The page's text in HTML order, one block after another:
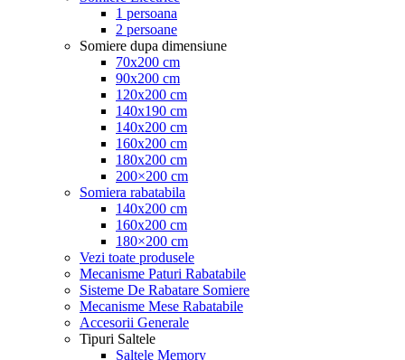
1 persoana
2 persoane
Somiere dupa dimensiune
70x200 cm
90x200 cm
120x200 cm
140x190 cm
140x200 cm
160x200 cm
180x200 cm
200×200 cm
Somiera rabatabila
140x200 cm
160x200 cm
180×200 cm
Vezi toate produsele
Mecanisme Paturi Rabatabile
Sisteme De Rabatare Somiere
Mecanisme Mese Rabatabile
Accesorii Generale
Tipuri Saltele
Saltele Memory